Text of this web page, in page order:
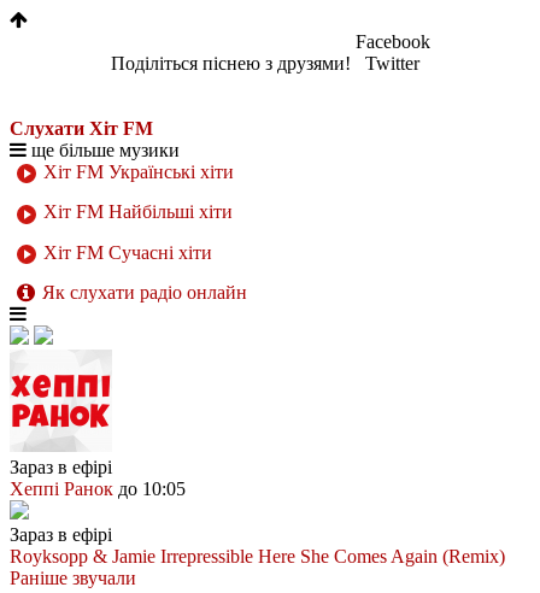
Поділіться піснею з друзями!
Facebook
Twitter
Слухати Хіт FM
ще більше музики
Хіт FM Українські хіти
Хіт FM Найбільші хіти
Хіт FM Сучасні хіти
Як слухати радіо онлайн
Зараз в ефірі
Хеппі Ранок до 10:05
Зараз в ефірі
Royksopp & Jamie Irrepressible Here She Comes Again (Remix)
Раніше звучали